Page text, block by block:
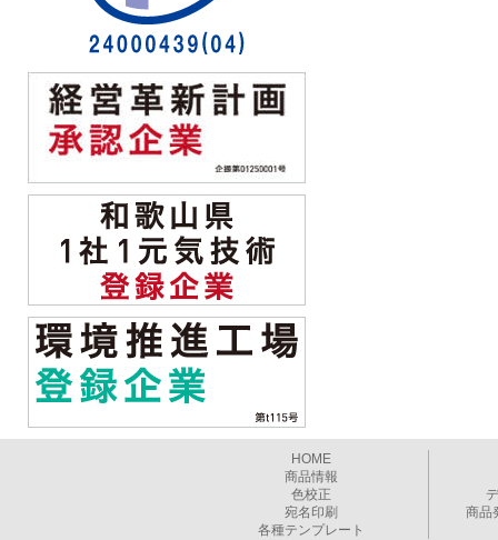
HOME
商品情報
色校正
宛名印刷
各種テンプレート
商品